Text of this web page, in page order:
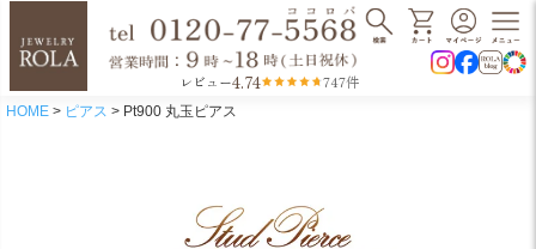
レビュー4.74 747件
HOME ピアス Pt900 丸玉ピアス